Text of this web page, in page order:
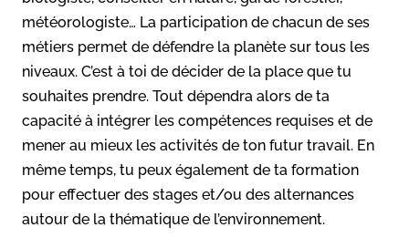
météorologiste… La participation de chacun de ses
métiers permet de défendre la planète sur tous les
niveaux. C’est à toi de décider de la place que tu
souhaites prendre. Tout dépendra alors de ta
capacité à intégrer les compétences requises et de
mener au mieux les activités de ton futur travail. En
même temps, tu peux également de ta formation
pour effectuer des stages et/ou des alternances
autour de la thématique de l’environnement.